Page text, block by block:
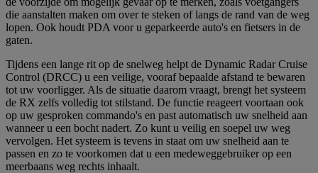
die aanstalten maken om over te steken of langs de rand van de weg
lopen. Ook houdt PDA voor u geparkeerde auto's en fietsers in de
gaten.
Tijdens een lange rit op de snelweg helpt de Dynamic Radar Cruise
Control (DRCC) u een veilige, vooraf bepaalde afstand te bewaren
tot uw voorligger. Als de situatie daarom vraagt, brengt het systeem
de RX zelfs volledig tot stilstand. De functie reageert voortaan ook
op uw gesproken commando's en past automatisch uw snelheid aan
wanneer u een bocht nadert. Zo kunt u veilig en soepel uw weg
vervolgen. Het systeem is tevens in staat om uw snelheid aan te
passen en zo te voorkomen dat u een medeweggebruiker op een
meerbaans weg rechts inhaalt.